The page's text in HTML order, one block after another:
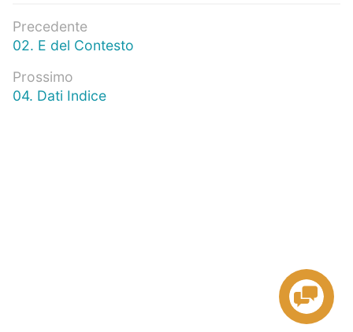
Navigazione
articoli
Precedente
Articolo
02. E del Contesto
Prossimo
Prossimo
04. Dati Indice